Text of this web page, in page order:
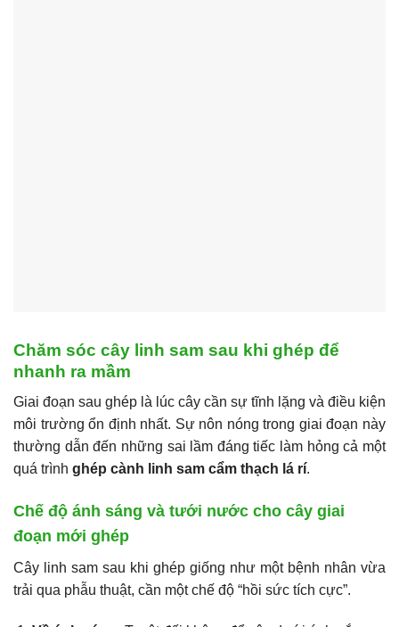
Chăm sóc cây linh sam sau khi ghép để
nhanh ra mầm
Giai đoạn sau ghép là lúc cây cần sự tĩnh lặng và điều kiện
môi trường ổn định nhất. Sự nôn nóng trong giai đoạn này
thường dẫn đến những sai lầm đáng tiếc làm hỏng cả một
quá trình ghép cành linh sam cẩm thạch lá rí.
Chế độ ánh sáng và tưới nước cho cây giai
đoạn mới ghép
Cây linh sam sau khi ghép giống như một bệnh nhân vừa
trải qua phẫu thuật, cần một chế độ “hồi sức tích cực”.